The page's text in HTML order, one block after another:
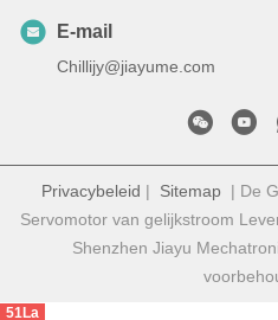
E-mail
Chillijy@jiayume.com
Privacybeleid | Sitemap| De
Servomotor van gelijkstroom
Shenzhen Jiayu
51La